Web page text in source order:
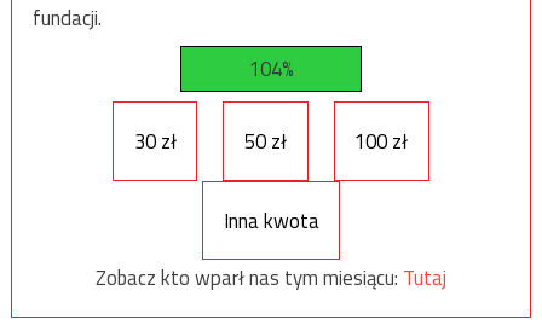
fundacji.
104%
30 zł 50 zł 100 zł
Inna kwota
Zobacz kto wparł nas tym miesiącu: Tutaj